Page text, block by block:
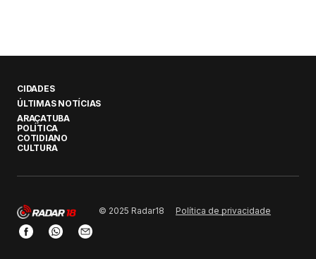
CIDADES
ÚLTIMAS NOTÍCIAS
ARAÇATUBA
POLÍTICA
COTIDIANO
CULTURA
© 2025 Radar18 Política de privacidade